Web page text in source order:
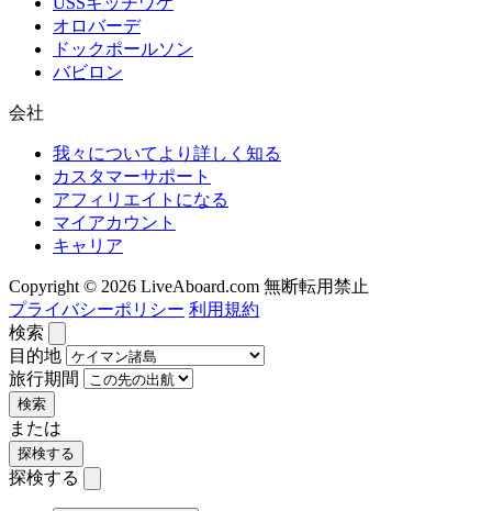
オロバーデ
ドックポールソン
バビロン
会社
我々についてより詳しく知る
カスタマーサポート
アフィリエイトになる
マイアカウント
キャリア
Copyright © 2026 LiveAboard.com 無断転用禁止
プライバシーポリシー 利用規約
検索
目的地
旅行期間
検索
または
探検する
探検する